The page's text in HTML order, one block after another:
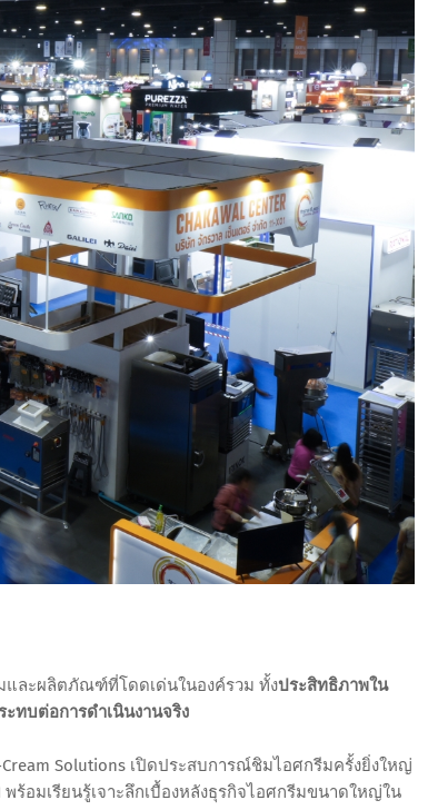
มและผลิตภัณฑ์ที่โดดเด่นในองค์รวม ทั้งประสิทธิภาพใน
ทบต่อการดำเนินงานจริง
Cream Solutions เปิดประสบการณ์ชิมไอศกรีมครั้งยิ่งใหญ่
พร้อมเรียนรู้เจาะลึกเบื้องหลังธุรกิจไอศกรีมขนาดใหญ่ใน